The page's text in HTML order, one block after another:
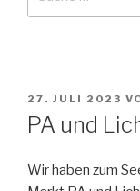
AM
27. JULI 2023
PA und
Wir haben zum